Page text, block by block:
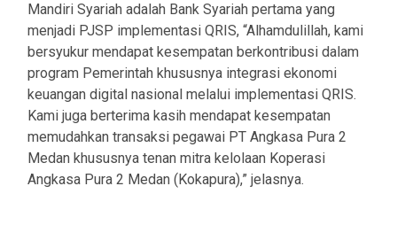
Mandiri Syariah adalah Bank Syariah pertama yang
menjadi PJSP implementasi QRIS, “Alhamdulillah, kami
bersyukur mendapat kesempatan berkontribusi dalam
program Pemerintah khususnya integrasi ekonomi
keuangan digital nasional melalui implementasi QRIS.
Kami juga berterima kasih mendapat kesempatan
memudahkan transaksi pegawai PT Angkasa Pura 2
Medan khususnya tenan mitra kelolaan Koperasi
Angkasa Pura 2 Medan (Kokapura),” jelasnya.